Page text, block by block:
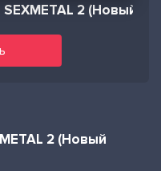
2 (Новый
2 (Новый